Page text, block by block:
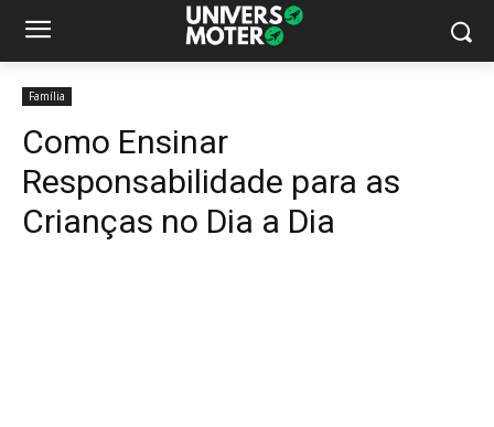
Família
Como Ensinar
Responsabilidade para as
Crianças no Dia a Dia